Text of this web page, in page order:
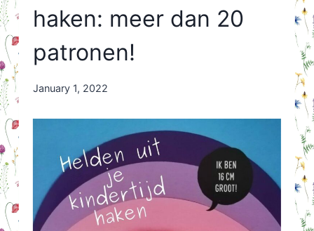
haken: meer dan 20
patronen!
By
Orriëns
January 1, 2022